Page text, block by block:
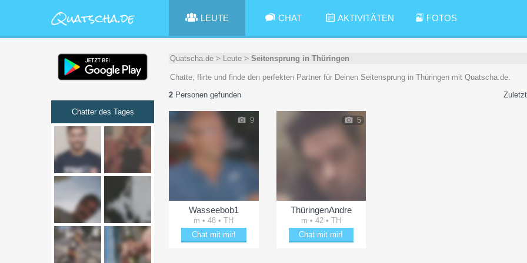
LEUTE CHAT AKTIVITÄTEN FOTOS
Chatter des Tages
Quatscha.de > Leute > Seitensprung in Thüringen
Chatte, flirte und finde den perfekten Partner für Deinen Seitensprung in Thüringen mit Quatscha.de.
2 Personen gefunden
9
Wasseebob1
m • 48 • TH
Chat mit mir!
5
ThüringenAndre
m • 42 • TH
Chat mit mir!